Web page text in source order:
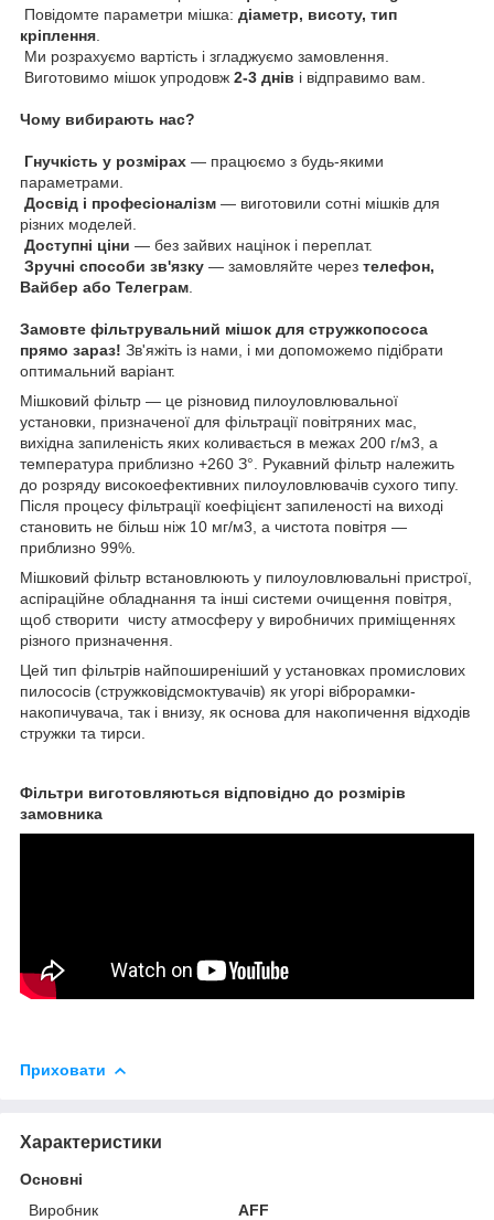
Повідомте параметри мішка: діаметр, висоту, тип
кріплення
Ми розрахуємо вартість і згладжуємо замовлення.
Виготовимо мішок упродовж 2-3 днів і відправимо вам.
Чому вибирають нас?
Гнучкість у розмірах — працюємо з будь-якими
параметрами.
Досвід і професіоналізм — виготовили сотні мішків для
різних моделей.
Доступні ціни — без зайвих націнок і переплат.
Зручні способи зв'язку — замовляйте через телефон,
Вайбер або Телеграм
Замовте фільтрувальний мішок для стружкопососа
прямо зараз! Зв'яжіть із нами, і ми допоможемо підібрати
оптимальний варіант.
Мішковий фільтр — це різновид пилоуловлювальної
установки, призначеної для фільтрації повітряних мас,
вихідна запиленість яких коливається в межах 200 г/м3, а
температура приблизно +260 З°. Рукавний фільтр належить
до розряду високоефективних пилоуловлювачів сухого типу.
Після процесу фільтрації коефіцієнт запиленості на виході
становить не більш ніж 10 мг/м3, а чистота повітря —
приблизно 99%.
Мішковий фільтр встановлюють у пилоуловлювальні пристрої,
аспіраційне обладнання та інші системи очищення повітря,
щоб створити чисту атмосферу у виробничих приміщеннях
різного призначення.
Цей тип фільтрів найпоширеніший у установках промислових
пилососів (стружковідсмоктувачів) як угорі віброрамки-
накопичувача, так і внизу, як основа для накопичення відходів
стружки та тирси.
Фільтри виготовляються відповідно до розмірів
замовника
Приховати
Характеристики
Основні
Виробник
AFF